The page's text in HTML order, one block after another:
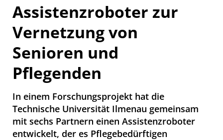
Assistenzroboter zur
Vernetzung von
Senioren und
Pflegenden
In einem Forschungsprojekt hat die
Technische Universität Ilmenau gemeinsam
mit sechs Partnern einen Assistenzroboter
entwickelt, der es Pflegebedürftigen